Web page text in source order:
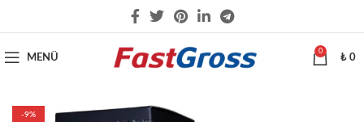
MENÜ
0
₺ 0
-9%